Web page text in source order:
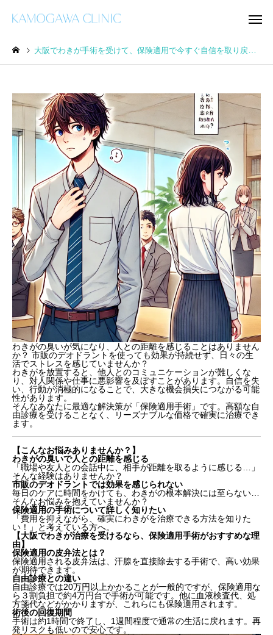
乾癬 掌蹠膿疱症
ボトックス注射 湿疹
治療情報
ボトックス（アラガン社
製・韓国製）
学術活動
人工神経、米国FDAで
販売許可取得後、米国
売中 当院所属の鈴木
が25年間開発
大阪でわきが手術を受けて、保険適用で今すぐ自信を取り戻そう！
わきがの臭いが気になり、人との距離を感じることはありません
か？ 市販のデオドラントを使っても効果が持続せず、日々の生
活でストレスを感じていませんか？
わきがを放置すると、他人とのコミュニケーションが難しくな
り、対人関係や仕事に悪影響を及ぼすことがあります。自信を失
い、行動が消極的になることで、大きな機会損失につながる可能
性があります。
そんなあなたに最適な解決策が「保険適用手術」です。高額な自
由診療を受けることなく、リーズナブルな価格で確実に治療でき
ます。
【こんなお悩みありませんか？】
わきがの臭いで人との距離を感じる
「職場や友人との会話中に、相手が距離を取るように感じる…」
そんな経験はありませんか？
市販のデオドラントでは効果を感じられない
毎日のケアに時間をかけても、わきがの根本解決には至らない…
そんなお悩みを抱えていませんか？
保険適用の手術について詳しく知りたい
「費用を抑えながら、確実にわきがを治療できる方法を知りた
い！」と考えている方へ。
【大阪でわきが治療を受けるなら、保険適用手術がおすすめな理
由】
保険適用の皮弁法とは？
保険適用される皮弁法は、汗腺を直接除去する手術で、高い効果
が期待できます。
自由診療との違い
自由診療では20万円以上かかることが一般的ですが、保険適用な
ら３割負担で約4万円台で手術が可能です。他に血液検査代、処
方箋代などがかかりますが、これらにも保険適用されます。
術後の回復期間
手術は約1時間で終了し、1週間程度で通常の生活に戻れます。再
発リスクも低いので安心です。